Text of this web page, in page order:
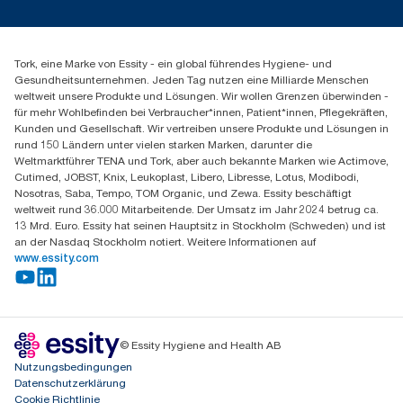
Produktreklamation
Spenderreklamation
+49 (0)621/778 4700
Essity Professional Hygiene Germany GmbH
Sandhofer Straße 176
68305 Mannheim
Mo-Do 8:00-16:30 Uhr | Fr 8:00-15:00
Tork, eine Marke von Essity - ein global führendes Hygiene- und
Gesundheitsunternehmen. Jeden Tag nutzen eine Milliarde Menschen
weltweit unsere Produkte und Lösungen. Wir wollen Grenzen überwinden -
für mehr Wohlbefinden bei Verbraucher*innen, Patient*innen, Pflegekräften,
Kunden und Gesellschaft. Wir vertreiben unsere Produkte und Lösungen in
rund 150 Ländern unter vielen starken Marken, darunter die
Weltmarktführer TENA und Tork, aber auch bekannte Marken wie Actimove,
Cutimed, JOBST, Knix, Leukoplast, Libero, Libresse, Lotus, Modibodi,
Nosotras, Saba, Tempo, TOM Organic, und Zewa. Essity beschäftigt
weltweit rund 36.000 Mitarbeitende. Der Umsatz im Jahr 2024 betrug ca.
13 Mrd. Euro. Essity hat seinen Hauptsitz in Stockholm (Schweden) und ist
an der Nasdaq Stockholm notiert. Weitere Informationen auf
www.essity.com
© Essity Hygiene and Health AB
Nutzungsbedingungen
Datenschutzerklärung
Cookie Richtlinie